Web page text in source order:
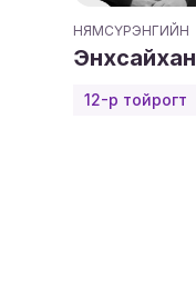
НЯМСҮРЭНГИЙН
Энхсайхан
12-р тойрогт